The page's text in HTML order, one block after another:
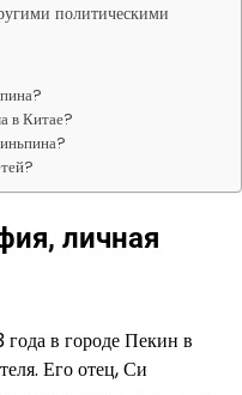
политическими
в Китае?
личная
в городе Пекин в
Его отец, Си